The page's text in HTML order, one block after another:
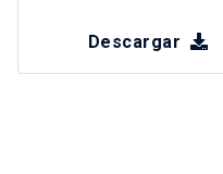
Descargar